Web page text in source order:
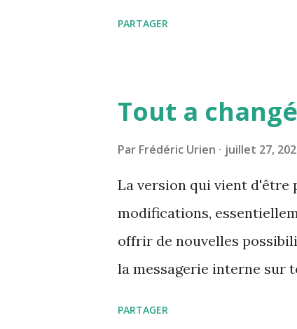
PARTAGER
Tout a
Par Frédéric Urien juillet 27,
La version qui vient d'être
modifications,
offrir de nouvelles
la messagerie interne sur
PARTAGER